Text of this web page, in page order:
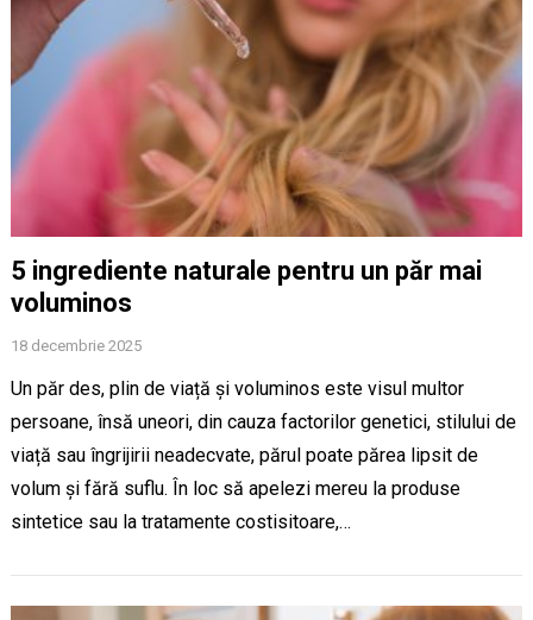
5 ingrediente naturale pentru un păr mai
voluminos
18 decembrie 2025
Un păr des, plin de viață și voluminos este visul multor
persoane, însă uneori, din cauza factorilor genetici, stilului de
viață sau îngrijirii neadecvate, părul poate părea lipsit de
volum și fără suflu. În loc să apelezi mereu la produse
sintetice sau la tratamente costisitoare,…